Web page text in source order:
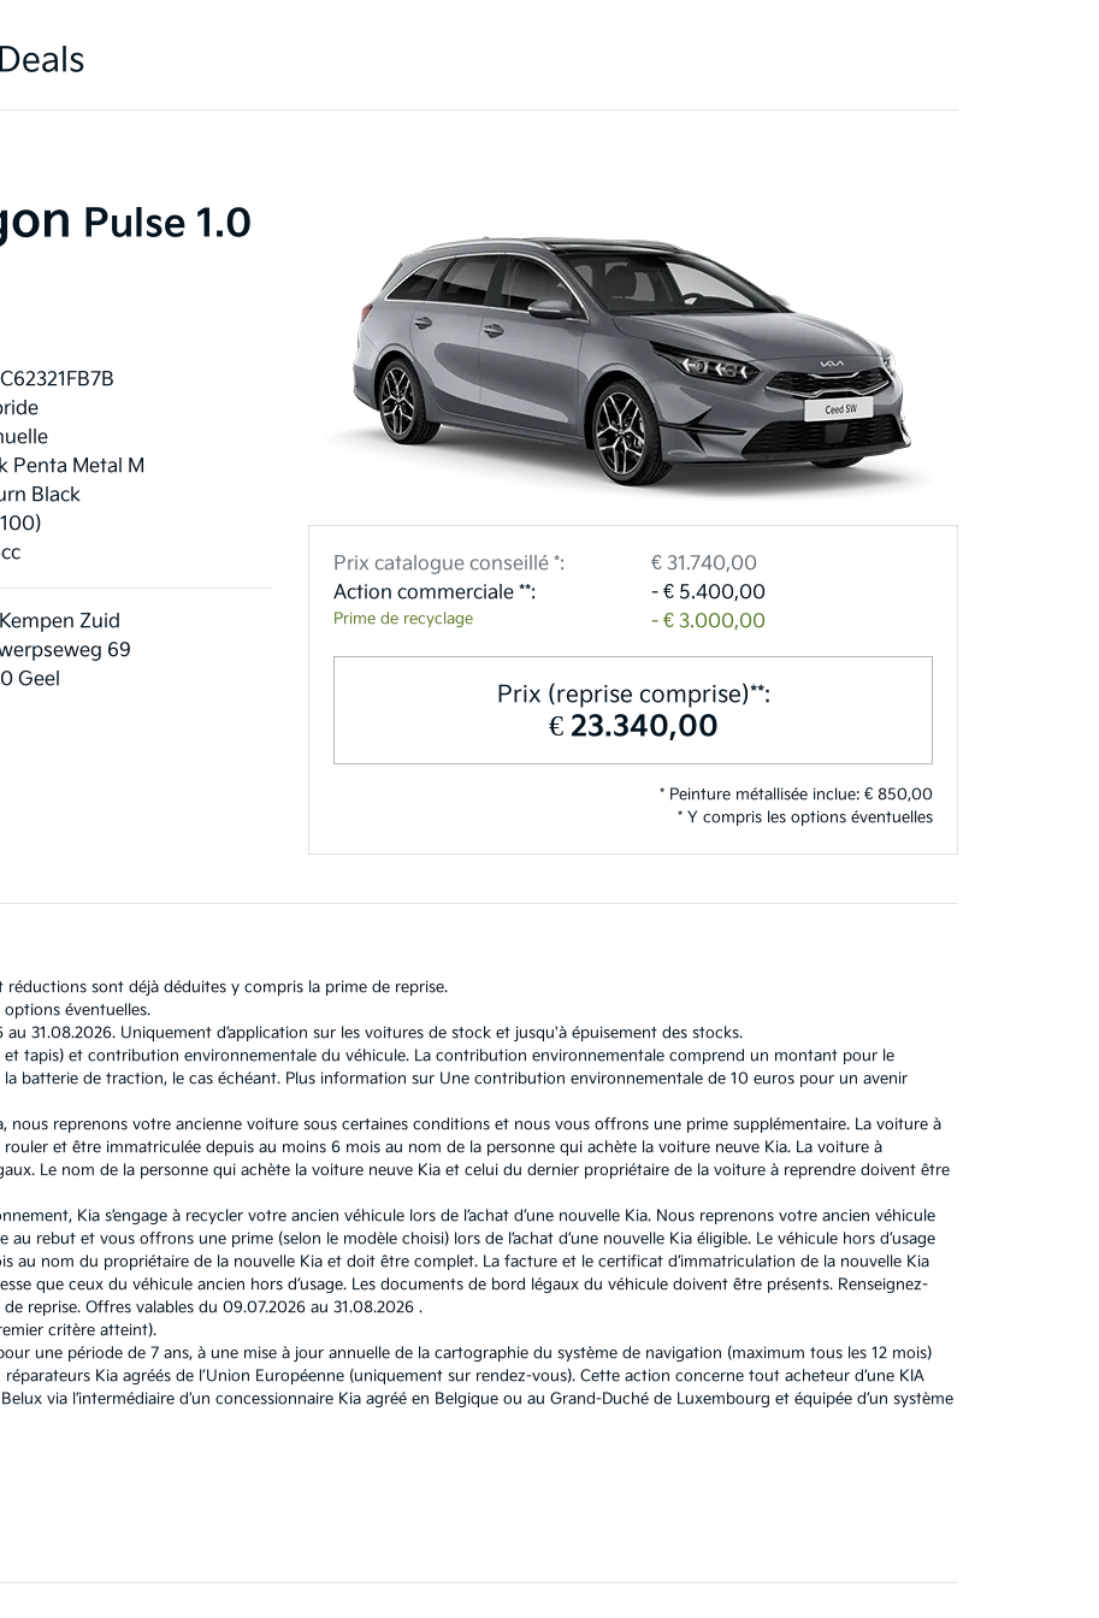
Pulse 1.0
Penta Metal M
Black
Zuid
69
Geel
Prix catalogue conseillé *:
€ 31.740,00
Action commerciale **:
- € 5.400,00
Prime de recyclage - € 3.000,00
Prix (reprise comprise)**:
€ 23.340,00
* Peinture métallisée inclue: € 850,00
* Y compris les options éventuelles
réductions sont déjà déduites y compris la prime de reprise.
éventuelles.
31.08.2026. Uniquement d’application sur les voitures de stock et jusqu'à épuisement des stocks.
tapis) et contribution environnementale du véhicule. La contribution environnementale comprend un montant pour le
batterie de traction, le cas échéant. Plus information sur Une contribution environnementale de 10 euros pour un avenir
nous reprenons votre ancienne voiture sous certaines conditions et nous vous offrons une prime supplémentaire. La voiture à
et être immatriculée depuis au moins 6 mois au nom de la personne qui achète la voiture neuve Kia. La voiture à
Le nom de la personne qui achète la voiture neuve Kia et celui du dernier propriétaire de la voiture à reprendre doivent être
Kia s’engage à recycler votre ancien véhicule lors de l’achat d’une nouvelle Kia. Nous reprenons votre ancien véhicule
au rebut et vous offrons une prime (selon le modèle choisi) lors de l’achat d’une nouvelle Kia éligible. Le véhicule hors d’usage
au nom du propriétaire de la nouvelle Kia et doit être complet. La facture et le certificat d’immatriculation de la nouvelle Kia
que ceux du véhicule ancien hors d’usage. Les documents de bord légaux du véhicule doivent être présents. Renseignez-
reprise. Offres valables du 09.07.2026 au 31.08.2026 .
critère atteint).
une période de 7 ans, à une mise à jour annuelle de la cartographie du système de navigation (maximum tous les 12 mois)
Kia agréés de l’Union Européenne (uniquement sur rendez-vous). Cette action concerne tout acheteur d’une KIA
via l’intermédiaire d’un concessionnaire Kia agréé en Belgique ou au Grand-Duché de Luxembourg et équipée d’un système